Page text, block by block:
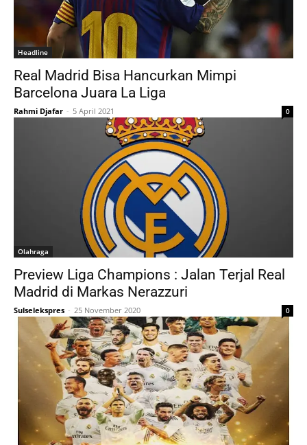
Headline
Real Madrid Bisa Hancurkan Mimpi
Barcelona Juara La Liga
Rahmi Djafar - 5 April 2021 0
Olahraga
Preview Liga Champions : Jalan Terjal Real
Madrid di Markas Nerazzuri
Sulselekspres - 25 November 2020 0